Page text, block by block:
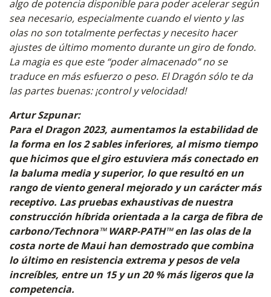
algo de potencia disponible para poder acelerar según
sea necesario, especialmente cuando el viento y las
olas no son totalmente perfectas y necesito hacer
ajustes de último momento durante un giro de fondo.
La magia es que este “poder almacenado” no se
traduce en más esfuerzo o peso. El Dragón sólo te da
las partes buenas: ¡control y velocidad!
Artur Szpunar:
Para el Dragon 2023, aumentamos la estabilidad de
la forma en los 2 sables inferiores, al mismo tiempo
que hicimos que el giro estuviera más conectado en
la baluma media y superior, lo que resultó en un
rango de viento general mejorado y un carácter más
receptivo. Las pruebas exhaustivas de nuestra
construcción híbrida orientada a la carga de fibra de
carbono/Technora™ WARP-PATH™ en las olas de la
costa norte de Maui han demostrado que combina
lo último en resistencia extrema y pesos de vela
increíbles, entre un 15 y un 20 % más ligeros que la
competencia.